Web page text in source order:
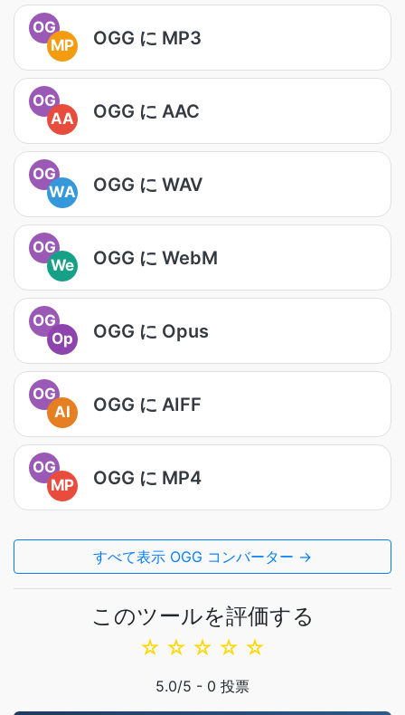
OG
MP
OGG に MP3
OG
AA
OGG に AAC
OG
WA
OGG に WAV
OG
We
OGG に WebM
OG
Op
OGG に Opus
OG
AI
OGG に AIFF
OG
MP
OGG に MP4
すべて表示 OGG コンバーター →
このツールを評価する
☆
☆
☆
☆
☆
5.0/5 - 0 投票